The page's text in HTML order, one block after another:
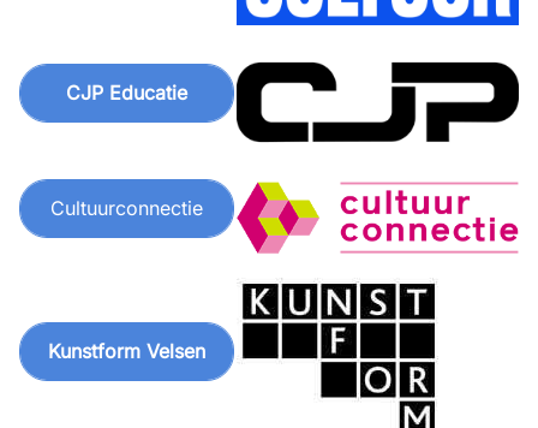
CJP Educatie
Cultuurconnectie
Kunstform Velsen